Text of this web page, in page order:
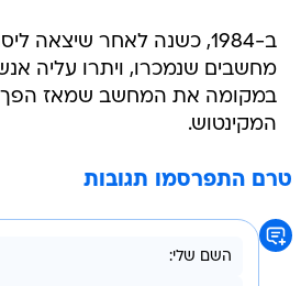
מחשבים שנמכרו, ויתרו עליה
במקומה את המחשב שמאז הפך
המקינטוש.
טרם התפרסמו תגובות